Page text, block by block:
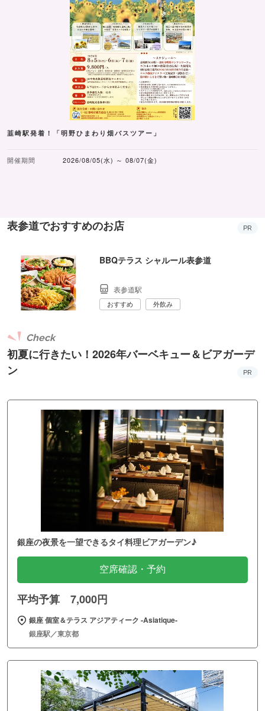
韮崎駅発着！「明野ひまわり畑バスツアー」
開催期間 2026/08/05(水) ～ 08/07(金)
表参道でおすすめのお店 PR
BBQテラス シャルール表参道
表参道駅
おすすめ 外飲み
初夏に行きたい！2026年バーベキュー＆ビアガーデ
ン
Check
PR
銀座の夜景を一望できるタイ料理ビアガーデン♪
空席確認・予約
平均予算 7,000円
銀座 個室＆テラス アジアティーク ‐Asiatique‐
銀座駅／東京都